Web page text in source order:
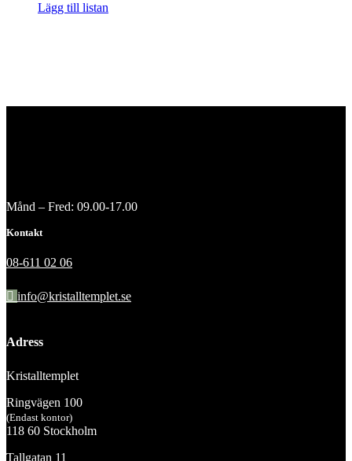
Lägg till listan
Månd – Fred: 09.00-17.00
Kontakt
08-611 02 06
info@kristalltemplet.se
Adress
Kristalltemplet
Ringvägen 100
(Endast kontor)
118 60 Stockholm
Tallgatan 11